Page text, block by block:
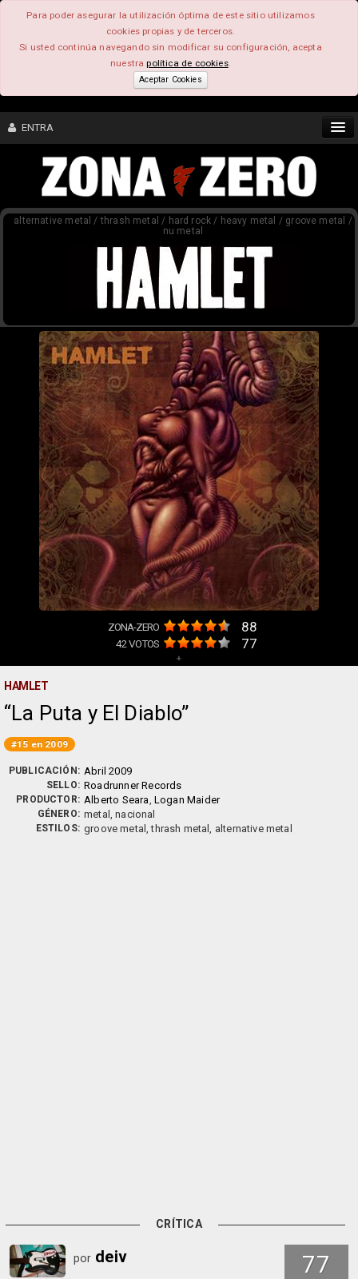
Para poder asegurar la utilización óptima de este sitio utilizamos
cookies propias y de terceros.
Si usted continúa navegando sin modificar su configuración, acepta
nuestrapolítica de cookies.
Aceptar Cookies
ENTRA
CONTENIDO
alternative metal / thrash metal / hard rock / heavy metal / groove metal /
nu metal
ZONA-ZERO 88
42VOTOS 77
+
HAMLET
La Puta y El Diablo
#15 en 2009
PUBLICACIÓN: Abril 2009
SELLO: Roadrunner Records
PRODUCTOR: Alberto Seara, Logan Maider
GÉNERO: metal, nacional
ESTILOS: groove metal, thrash metal, alternative metal
CRÍTICA
77
por deiv